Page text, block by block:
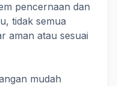
pencernaan dan
tidak semua
aman atau sesuai
mudah